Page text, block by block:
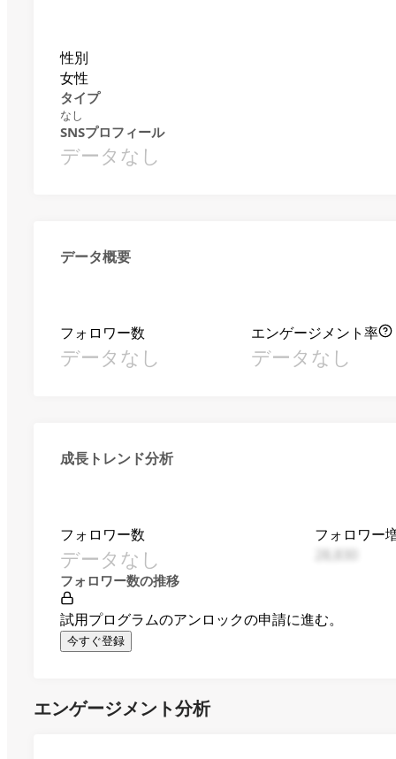
性別
女性
タイプ
なし
SNSプロフィール
データなし
データ概要
フォロワー数
データなし
エンゲージメント率
データなし
成長トレンド分析
フォロワー数
データなし
フォロワー
フォロワー数の推移
試用プログラムのアンロックの申請に進む。
今すぐ登録
エンゲージメント分析